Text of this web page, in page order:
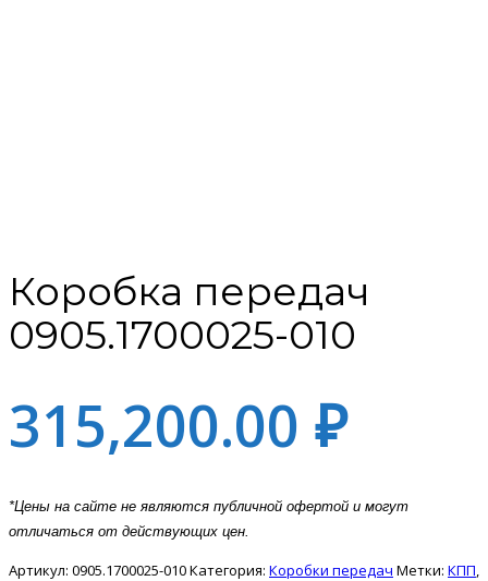
Коробка передач
0905.1700025-010
315,200.00 ₽
*Цены на сайте не являются публичной офертой и могут
отличаться от действующих цен.
Артикул: 0905.1700025-010Категория: Коробки передач Метки: КПП,